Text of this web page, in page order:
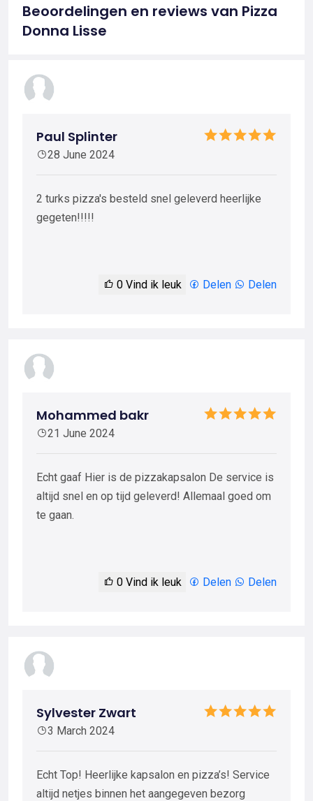
Beoordelingen en reviews van Pizza
Donna Lisse
Paul Splinter
28 June 2024
2 turks pizza's besteld snel geleverd heerlijke
gegeten!!!!!
0 Vind ik leuk Delen Delen
Mohammed bakr
21 June 2024
Echt gaaf Hier is de pizzakapsalon De service is
altijd snel en op tijd geleverd! Allemaal goed om
te gaan.
0 Vind ik leuk Delen Delen
Sylvester Zwart
3 March 2024
Echt Top! Heerlijke kapsalon en pizza’s! Service
altijd netjes binnen het aangegeven bezorg